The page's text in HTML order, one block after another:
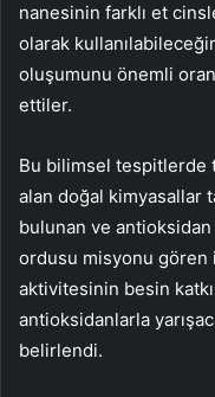
nanesinin farklı et
olarak
oluşumunu önemli
ettiler.
Bu bilimsel tespitlerde
alan doğal kimyasallar
bulunan ve
ordusu misyonu gören
aktivitesinin besin
antioksidanlarla
belirlendi.